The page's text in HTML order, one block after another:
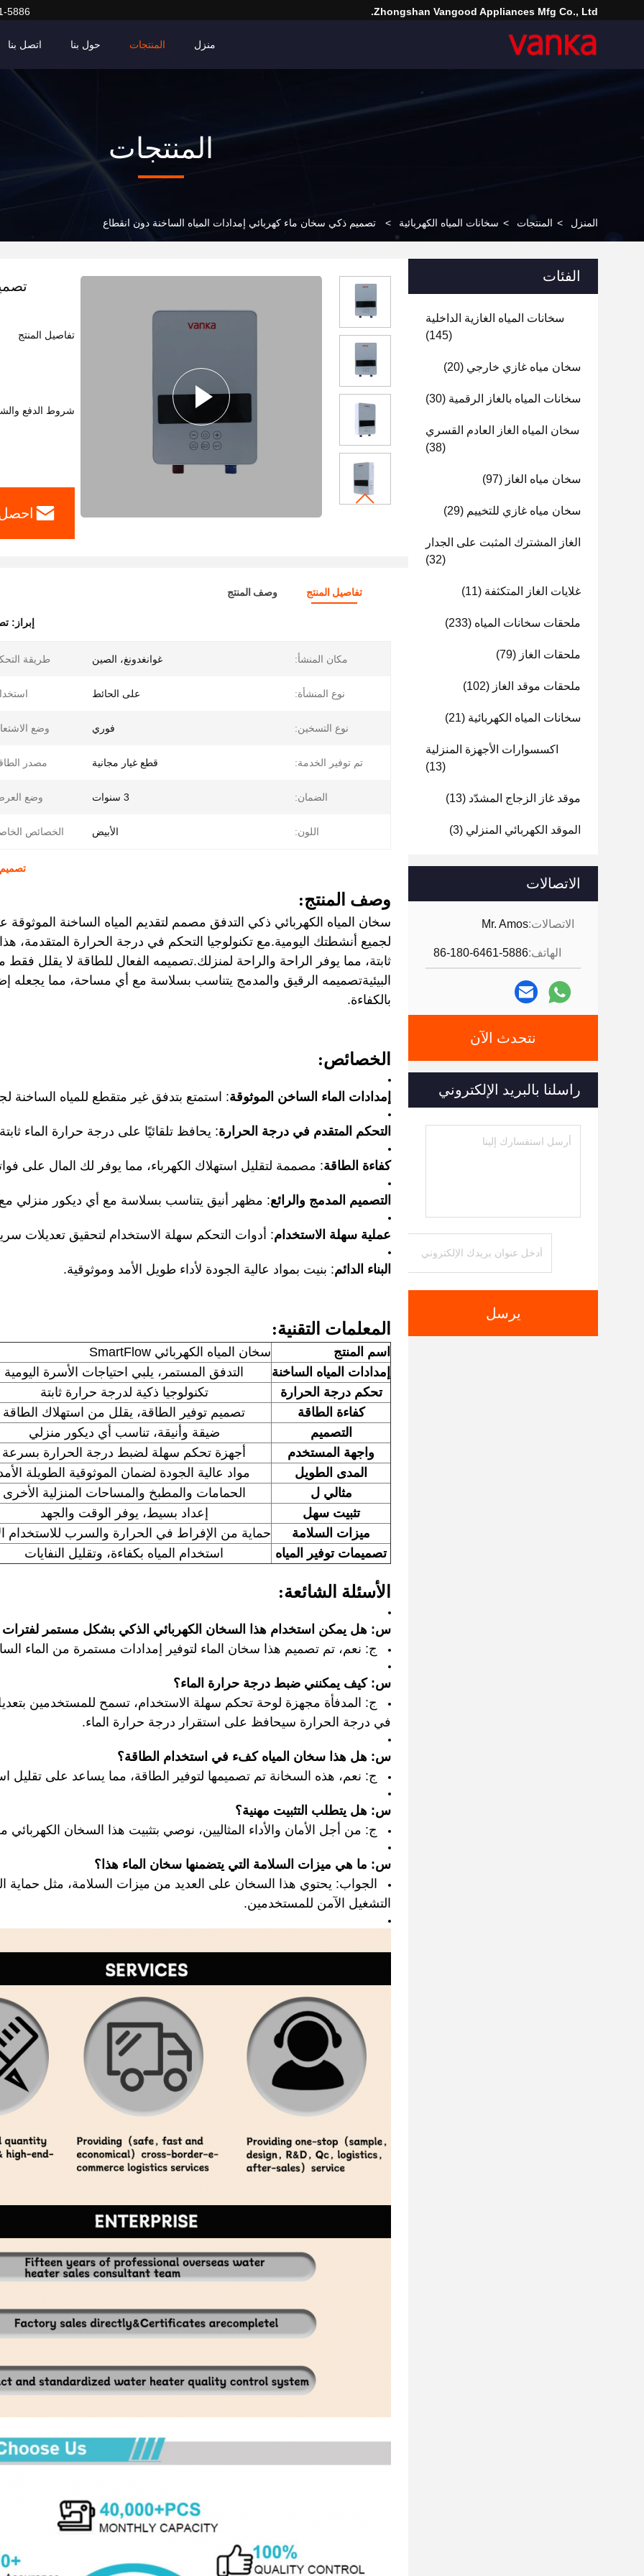
Zhongshan Vangood Appliances Mfg Co., Ltd.
5886
منزل المنتجات حول بنا اتصل بنا
المنتجات
المنزل > المنتجات > سخانات المياه الكهربائية > تصميم ذكي سخان ماء كهربائي إمدادات المياه الساخنة دون انقطاع
الفئات
سخانات المياه الغازية الداخلية
(145)
سخان مياه غازي خارجي (20)
سخانات المياه بالغاز الرقمية (30)
سخان المياه الغاز العادم القسري
(38)
سخان مياه الغاز (97)
سخان مياه غازي للتخييم (29)
الغاز المشترك المثبت على الجدار
(32)
غلايات الغاز المتكثفة (11)
ملحقات سخانات المياه (233)
ملحقات الغاز (79)
ملحقات موقد الغاز (102)
سخانات المياه الكهربائية (21)
اكسسوارات الأجهزة المنزلية
(13)
موقد غاز الزجاج المشدّد (13)
الموقد الكهربائي المنزلي (3)
الاتصالات
الاتصالات:Mr. Amos
الهاتف:86-180-6461-5886
نتحدث الآن
راسلنا بالبريد الإلكتروني
يرسل
تفاصيل المنتج
شروط الدفع
تفاصيل المنتج وصف المنتج
إبراز:
مكان المنشأ: غوانغدونغ، الصين طريقة
نوع المنشأة: على الحائط
نوع التسخين: فوري وضع
تم توفير الخدمة: قطع غيار مجانية مصدر
الضمان: 3 سنوات وضع
اللون: الأبيض الخصائص
وصف المنتج:
سخان المياه الكهربائي ذكي التدفق مصمم لتقديم المياه الساخنة الموثوقة
لجميع أنشطتك اليومية.مع تكنولوجيا التحكم في درجة الحرارة المتقدمة،
ثابتة، مما يوفر الراحة والراحة لمنزلك.تصميمه الفعال للطاقة لا يقلل
البيئيةتصميمه الرقيق والمدمج يتناسب بسلاسة مع أي مساحة، مما يجعله
بالكفاءة.
الخصائص:
إمدادات الماء الساخن الموثوقة: استمتع بتدفق غير متقطع للمياه الساخنة
التحكم المتقدم في درجة الحرارة: يحافظ تلقائيًا على درجة حرارة الماء
كفاءة الطاقة: مصممة لتقليل استهلاك الكهرباء، مما يوفر لك المال على
التصميم المدمج والرائع: مظهر أنيق يتناسب بسلاسة مع أي ديكور منزلي
عملية سهلة الاستخدام: أدوات التحكم سهلة الاستخدام لتحقيق تعديلات
البناء الدائم: بنيت بمواد عالية الجودة لأداء طويل الأمد وموثوقية.
المعلمات التقنية:
اسم المنتج
سخان المياه الكهربائي SmartFlow
إمدادات المياه الساخنة
التدفق المستمر، يلبي احتياجات الأسرة اليومية
تحكم درجة الحرارة
تكنولوجيا ذكية لدرجة حرارة ثابتة
كفاءة الطاقة
تصميم توفير الطاقة، يقلل من استهلاك الطاقة
التصميم
ضيقة وأنيقة، تناسب أي ديكور منزلي
واجهة المستخدم
أجهزة تحكم سهلة لضبط درجة الحرارة بسرعة
المدى الطويل
مواد عالية الجودة لضمان الموثوقية الطويلة
مثالي ل
الحمامات والمطبخ والمساحات المنزلية الأخرى
تثبيت سهل
إعداد بسيط، يوفر الوقت والجهد
ميزات السلامة
حماية من الإفراط في الحرارة والسرب للاستخدام
تصميمات توفير المياه
استخدام المياه بكفاءة، وتقليل النفايات
الأسئلة الشائعة:
س: هل يمكن استخدام هذا السخان الكهربائي الذكي بشكل مستمر لفترات
ج: نعم، تم تصميم هذا سخان الماء لتوفير إمدادات مستمرة من الماء
س: كيف يمكنني ضبط درجة حرارة الماء؟
ج: المدفأة مجهزة لوحة تحكم سهلة الاستخدام، تسمح للمستخدمين
في درجة الحرارة سيحافظ على استقرار درجة حرارة الماء.
س: هل هذا سخان المياه كفء في استخدام الطاقة؟
ج: نعم، هذه السخانة تم تصميمها لتوفير الطاقة، مما يساعد على تقليل
س: هل يتطلب التثبيت مهنية؟
ج: من أجل الأمان والأداء المثاليين، نوصي بتثبيت هذا السخان
س: ما هي ميزات السلامة التي يتضمنها سخان الماء هذا؟
الجواب: يحتوي هذا السخان على العديد من ميزات السلامة، مثل حماية
التشغيل الآمن للمستخدمين.